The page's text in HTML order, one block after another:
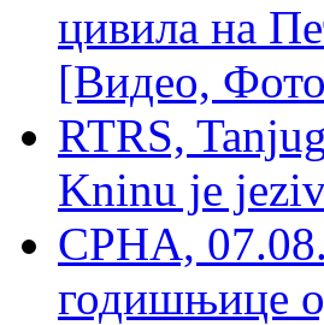
цивила на
[Видео,
RTRS,
Kninu je
СРНА,
годишњице